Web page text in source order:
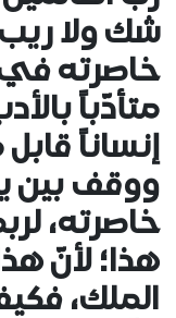
شك ولا
خاصرته في
متأدّباً
إنساناً
ووقف بين
خاصرته،
هذا؛ لأنّ
الملك،